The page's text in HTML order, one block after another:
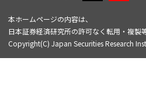
本ホームページの内容は、
日本証券経済研究所の許可なく転用・複製
Copyright(C) Japan Securities Research